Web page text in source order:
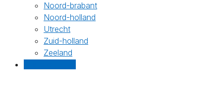
Noord-brabant
Noord-holland
Utrecht
Zuid-holland
Zeeland